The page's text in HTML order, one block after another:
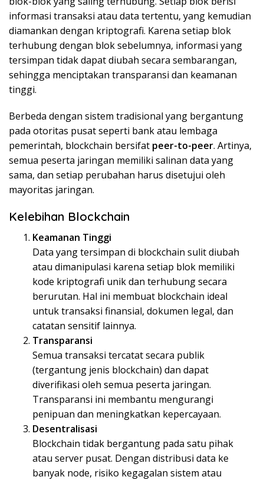
informasi transaksi atau data tertentu, yang kemudian
diamankan dengan kriptografi. Karena setiap blok
terhubung dengan blok sebelumnya, informasi yang
tersimpan tidak dapat diubah secara sembarangan,
sehingga menciptakan transparansi dan keamanan
tinggi.
Berbeda dengan sistem tradisional yang bergantung
pada otoritas pusat seperti bank atau lembaga
pemerintah, blockchain bersifat peer-to-peer. Artinya,
semua peserta jaringan memiliki salinan data yang
sama, dan setiap perubahan harus disetujui oleh
mayoritas jaringan.
Kelebihan Blockchain
Keamanan Tinggi
Data yang tersimpan di blockchain sulit diubah
atau dimanipulasi karena setiap blok memiliki
kode kriptografi unik dan terhubung secara
berurutan. Hal ini membuat blockchain ideal
untuk transaksi finansial, dokumen legal, dan
catatan sensitif lainnya.
Transparansi
Semua transaksi tercatat secara publik
(tergantung jenis blockchain) dan dapat
diverifikasi oleh semua peserta jaringan.
Transparansi ini membantu mengurangi
penipuan dan meningkatkan kepercayaan.
Desentralisasi
Blockchain tidak bergantung pada satu pihak
atau server pusat. Dengan distribusi data ke
banyak node, risiko kegagalan sistem atau